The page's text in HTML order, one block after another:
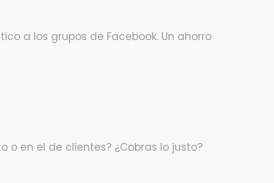
a los grupos de Facebook. Un ahorro
en el de clientes? ¿Cobras lo justo?